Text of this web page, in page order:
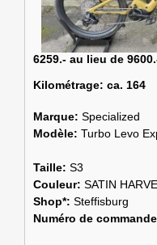
6259.- au lieu de
Kilométrage: ca. 164
Marque: Specialized
Modèle: Turbo Levo
Taille: S3
Couleur: SATIN
Shop*: Steffisburg
Numéro de